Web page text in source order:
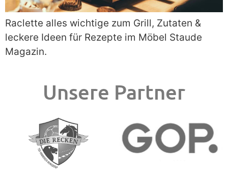
Raclette alles wichtige zum Grill, Zutaten &
leckere Ideen für Rezepte im Möbel Staude
Magazin.
Unsere Partner